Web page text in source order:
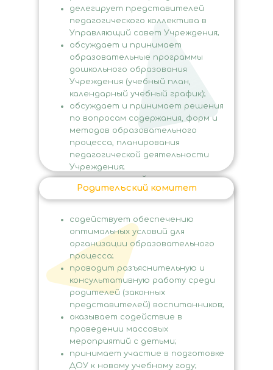
делегирует представителей
педагогического коллектива в
Управляющий совет Учреждения;
обсуждает и принимает
образовательные программы
дошкольного образования
Учреждения (учебный план,
календарный учебный график);
обсуждает и принимает решения
по вопросам содержания, форм и
методов образовательного
процесса, планирования
педагогической деятельности
Учреждения;
оказывает содействие
деятельности педагогических
объединений.
Родительский комитет
содействует обеспечению
оптимальных условий для
организации образовательного
процесса;
проводит разъяснительную и
консультативную работу среди
родителей (законных
представителей) воспитанников;
оказывает содействие в
проведении массовых
мероприятий с детьми;
принимает участие в подготовке
ДОУ к новому учебному году;